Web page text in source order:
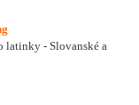
latinky - Slovanské a